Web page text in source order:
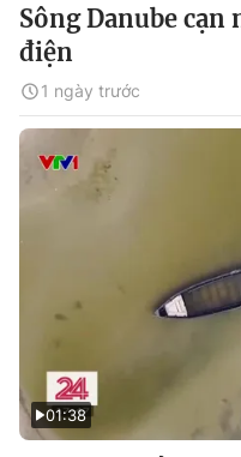
Sông Danube cạn
điện
1 ngày trước
01:38